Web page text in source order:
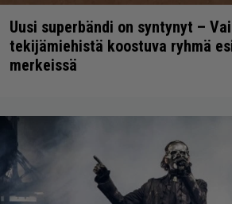
Uusi superbändi on syntynyt –
tekijämiehistä koostuva ryhmä
merkeissä